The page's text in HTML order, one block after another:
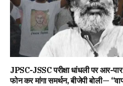
JPSC-JSSC परीक्षा धांधली पर आर-
फोन कर मांगा समर्थन, बीजेपी बोली—